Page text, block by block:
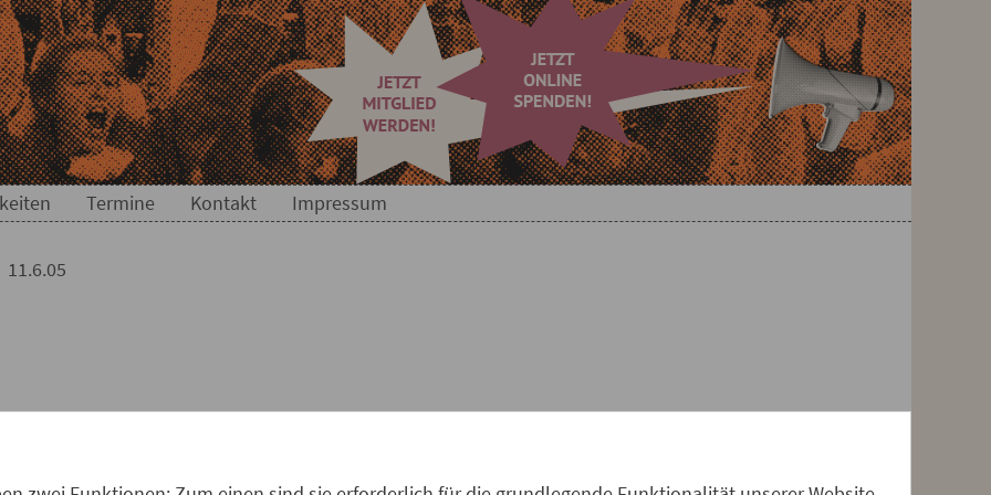
Termine Kontakt Impressum
11.6.05